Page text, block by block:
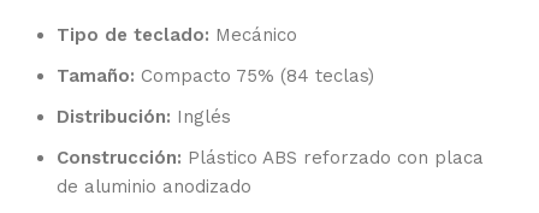
Tipo de teclado: Mecánico
Tamaño: Compacto 75% (84 teclas)
Distribución: Inglés
Construcción: Plástico ABS reforzado con placa
de aluminio anodizado